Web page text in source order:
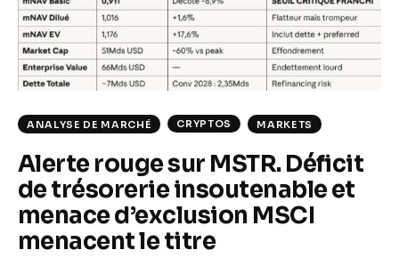
Climate
Markets
Shop
ANALYSE DE MARCHÉ CRYPTOS MARKETS
Alerte rouge sur MSTR. Déficit
de trésorerie insoutenable et
menace d’exclusion MSCI
menacent le titre